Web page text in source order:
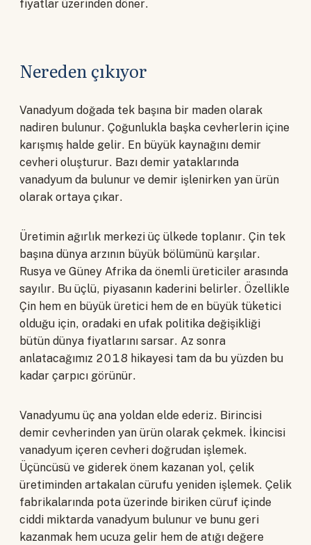
fiyatlar üzerinden döner.
Nereden çıkıyor
Vanadyum doğada tek başına bir maden olarak
nadiren bulunur. Çoğunlukla başka cevherlerin içine
karışmış halde gelir. En büyük kaynağını demir
cevheri oluşturur. Bazı demir yataklarında
vanadyum da bulunur ve demir işlenirken yan ürün
olarak ortaya çıkar.
Üretimin ağırlık merkezi üç ülkede toplanır. Çin tek
başına dünya arzının büyük bölümünü karşılar.
Rusya ve Güney Afrika da önemli üreticiler arasında
sayılır. Bu üçlü, piyasanın kaderini belirler. Özellikle
Çin hem en büyük üretici hem de en büyük tüketici
olduğu için, oradaki en ufak politika değişikliği
bütün dünya fiyatlarını sarsar. Az sonra
anlatacağımız 2018 hikayesi tam da bu yüzden bu
kadar çarpıcı görünür.
Vanadyumu üç ana yoldan elde ederiz. Birincisi
demir cevherinden yan ürün olarak çekmek. İkincisi
vanadyum içeren cevheri doğrudan işlemek.
Üçüncüsü ve giderek önem kazanan yol, çelik
üretiminden artakalan cürufu yeniden işlemek. Çelik
fabrikalarında pota üzerinde biriken cüruf içinde
ciddi miktarda vanadyum bulunur ve bunu geri
kazanmak hem ucuza gelir hem de atığı değere